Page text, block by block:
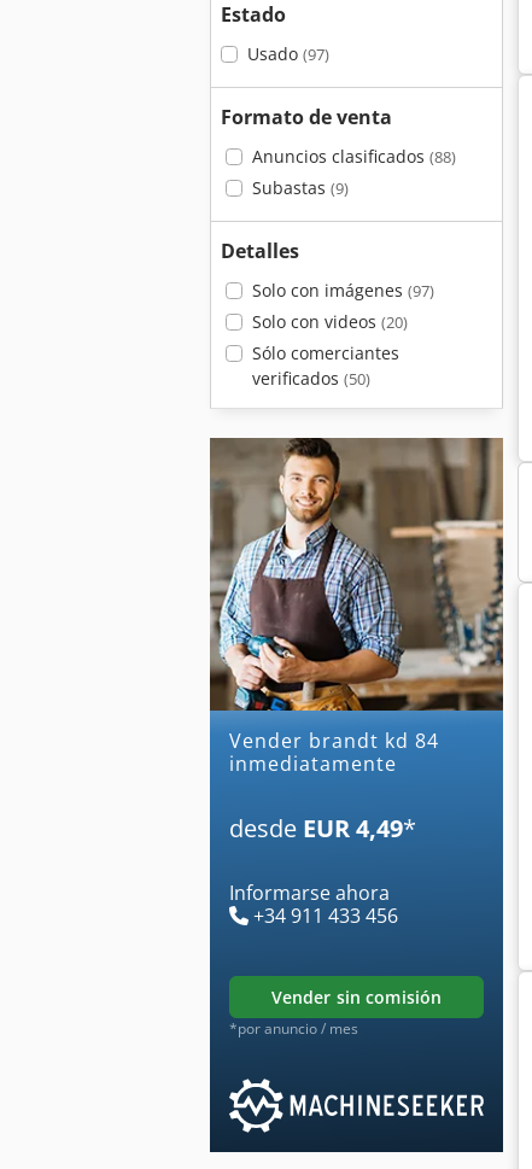
Estado
Usado (97)
Formato de venta
Anuncios clasificados (88)
Subastas (9)
Detalles
Solo con imágenes (97)
Solo con videos (20)
Sólo comerciantes
verificados (50)
Vender brandt kd 84
inmediatamente
desde EUR 4,49*
Informarse ahora
+34 911 433 456
vender sin comisión
*por anuncio / mes